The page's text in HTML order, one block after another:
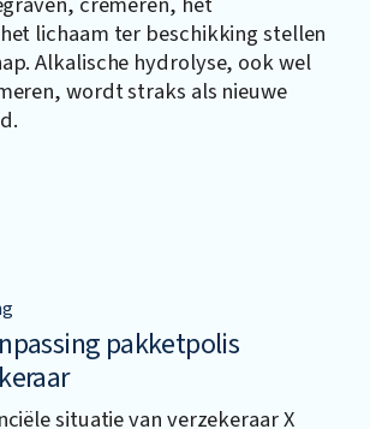
lichaam ter beschikking stellen
Alkalische hydrolyse, ook wel
wordt straks als nieuwe
pakketpolis
situatie van verzekeraar X